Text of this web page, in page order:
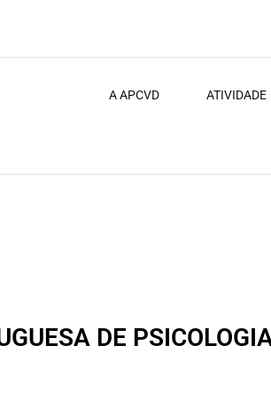
A APCVD ATIVIDADE
DE